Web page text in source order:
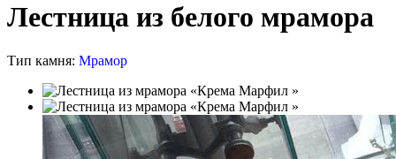
Лестница из белого мрамора
Тип камня: Мрамор